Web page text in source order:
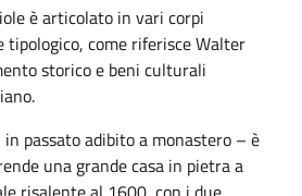
è articolato in vari corpi
tipologico, come riferisce Walter
storico e beni culturali
passato adibito a monastero – è
una grande casa in pietra a